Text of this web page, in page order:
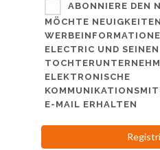
ABONNIERE DEN
MÖCHTE
ELECTRIC UND SEINEN
ELEKTRONISCHE
E-MAIL ERHALTEN